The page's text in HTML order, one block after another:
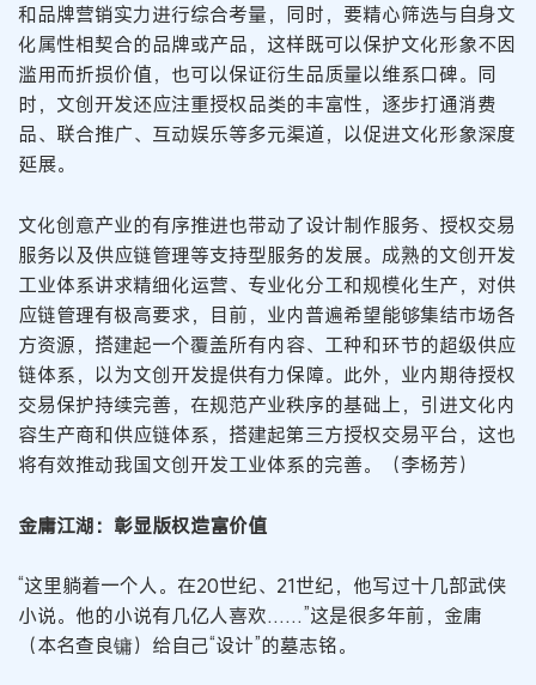
和品牌营销实力进行综合考量，同时，要精心筛选与自身文
化属性相契合的品牌或产品，这样既可以保护文化形象不因
滥用而折损价值，也可以保证衍生品质量以维系口碑。同
时，文创开发还应注重授权品类的丰富性，逐步打通消费
品、联合推广、互动娱乐等多元渠道，以促进文化形象深度
延展。
文化创意产业的有序推进也带动了设计制作服务、授权交易
服务以及供应链管理等支持型服务的发展。成熟的文创开发
工业体系讲求精细化运营、专业化分工和规模化生产，对供
应链管理有极高要求，目前，业内普遍希望能够集结市场各
方资源，搭建起一个覆盖所有内容、工种和环节的超级供应
链体系，以为文创开发提供有力保障。此外，业内期待授权
交易保护持续完善，在规范产业秩序的基础上，引进文化内
容生产商和供应链体系，搭建起第三方授权交易平台，这也
将有效推动我国文创开发工业体系的完善。（李杨芳）
金庸江湖：彰显版权造富价值
“这里躺着一个人。在20世纪、21世纪，他写过十几部武侠
小说。他的小说有几亿人喜欢……”这是很多年前，金庸
（本名查良镛）给自己“设计”的墓志铭。